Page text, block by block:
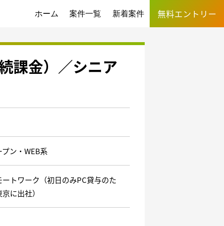
無料エントリー
ホーム 案件一覧 新着案件
課金）／シニア
プン・WEB系
ートワーク（初日のみPC貸与のた
に出社）